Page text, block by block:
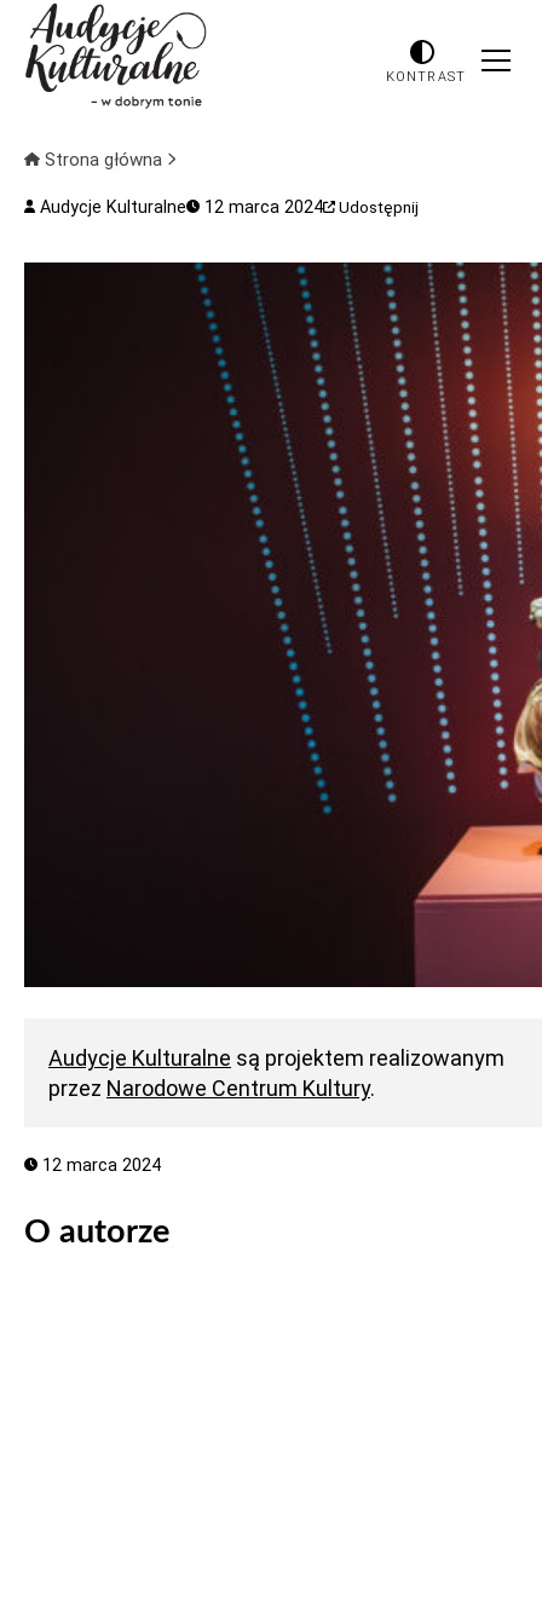
KONTRAST
Strona główna
Audycje Kulturalne 12 marca 2024 Udostępnij
Audycje Kulturalne są projektem realizowanym
przez Narodowe Centrum Kultury.
12 marca 2024
O autorze